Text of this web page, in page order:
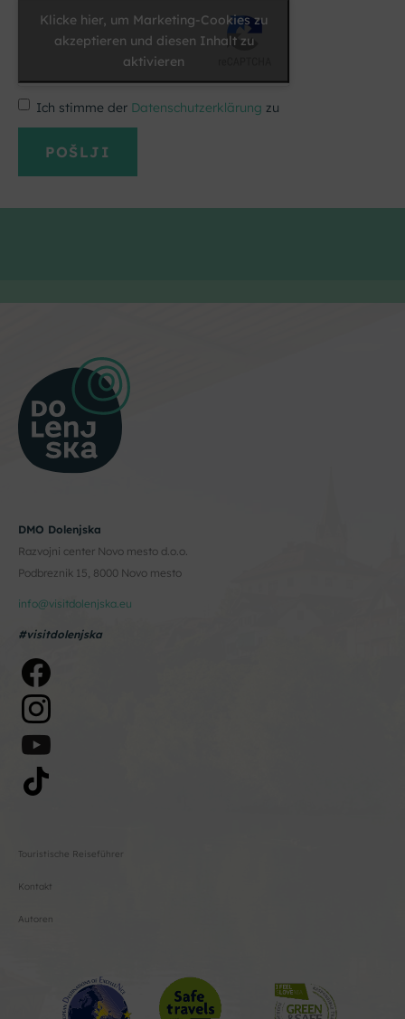
Klicke hier, um Marketing-Cookies zu
akzeptieren und diesen Inhalt zu
aktivieren
Ich stimme der Datenschutzerklärung zu
DMO Dolenjska
Razvojni center Novo mesto d.o.o.
Podbreznik 15, 8000 Novo mesto
info@visitdolenjska.eu
#visitdolenjska
Touristische Reiseführer
Kontakt
Autoren